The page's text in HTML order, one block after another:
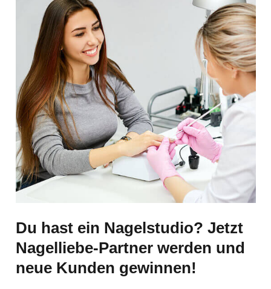
Du hast ein Nagelstudio? Jetzt
Nagelliebe-Partner werden und
neue Kunden gewinnen!